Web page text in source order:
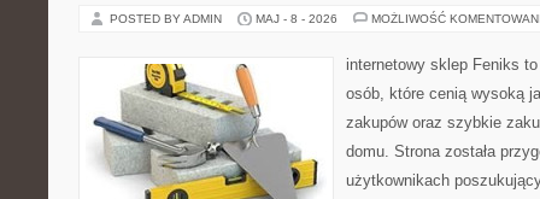
POSTED BY ADMIN MAJ - 8 - 2026 MOŻLIWOŚĆ
internetowy sklep Feniks
osób, które cenią wysoką
zakupów oraz szybkie
domu. Strona została
użytkownikach